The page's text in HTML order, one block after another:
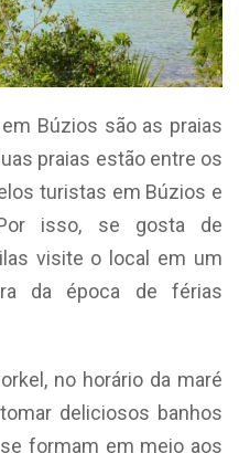
Búzios são as praias
praias estão entre os
turistas em Búzios e
isso, se gosta de
visite o local em um
da época de férias
no horário da maré
deliciosos banhos
formam em meio aos